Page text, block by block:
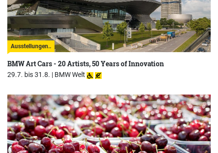
Ausstellungen..
BMW Art Cars - 20 Artists, 50 Years of Innovation
29.7. bis 31.8. | BMW Welt